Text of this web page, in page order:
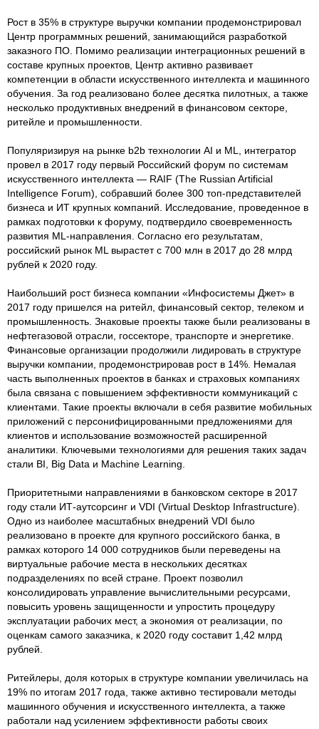
Рост в 35% в структуре выручки компании продемонстрировал
Центр программных решений, занимающийся разработкой
заказного ПО. Помимо реализации интеграционных решений в
составе крупных проектов, Центр активно развивает
компетенции в области искусственного интеллекта и машинного
обучения. За год реализовано более десятка пилотных, а также
несколько продуктивных внедрений в финансовом секторе,
ритейле и промышленности.
Популяризируя на рынке b2b технологии AI и ML, интегратор
провел в 2017 году первый Российский форум по системам
искусственного интеллекта — RAIF (The Russian Artificial
Intelligence Forum), собравший более 300 топ-представителей
бизнеса и ИТ крупных компаний. Исследование, проведенное в
рамках подготовки к форуму, подтвердило своевременность
развития ML-направления. Согласно его результатам,
российский рынок ML вырастет с 700 млн в 2017 до 28 млрд
рублей к 2020 году.
Наибольший рост бизнеса компании «Инфосистемы Джет» в
2017 году пришелся на ритейл, финансовый сектор, телеком и
промышленность. Знаковые проекты также были реализованы в
нефтегазовой отрасли, госсекторе, транспорте и энергетике.
Финансовые организации продолжили лидировать в структуре
выручки компании, продемонстрировав рост в 14%. Немалая
часть выполненных проектов в банках и страховых компаниях
была связана с повышением эффективности коммуникаций с
клиентами. Такие проекты включали в себя развитие мобильных
приложений с персонифицированными предложениями для
клиентов и использование возможностей расширенной
аналитики. Ключевыми технологиями для решения таких задач
стали BI, Big Data и Machine Learning.
Приоритетными направлениями в банковском секторе в 2017
году стали ИТ-аутсорсинг и VDI (Virtual Desktop Infrastructure).
Одно из наиболее масштабных внедрений VDI было
реализовано в проекте для крупного российского банка, в
рамках которого 14 000 сотрудников были переведены на
виртуальные рабочие места в нескольких десятках
подразделениях по всей стране. Проект позволил
консолидировать управление вычислительными ресурсами,
повысить уровень защищенности и упростить процедуру
эксплуатации рабочих мест, а экономия от реализации, по
оценкам самого заказчика, к 2020 году составит 1,42 млрд
рублей.
Ритейлеры, доля которых в структуре компании увеличилась на
19% по итогам 2017 года, также активно тестировали методы
машинного обучения и искусственного интеллекта, а также
работали над усилением эффективности работы своих